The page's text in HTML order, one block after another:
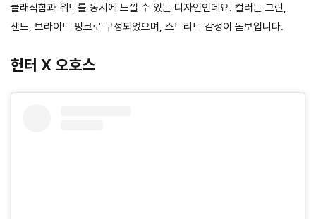
클래식함과 위트를 동시에 느낄 수 있는 디자인인데요. 컬러는 그린,
샌드, 브라이트 핑크로 구성되었으며, 스트리트 감성이 돋보입니다.
헌터 X 오호스